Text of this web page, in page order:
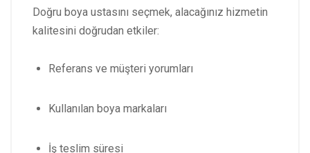
Doğru boya ustasını seçmek, alacağınız hizmetin
kalitesini doğrudan etkiler:
Referans ve müşteri yorumları
Kullanılan boya markaları
İş teslim süresi